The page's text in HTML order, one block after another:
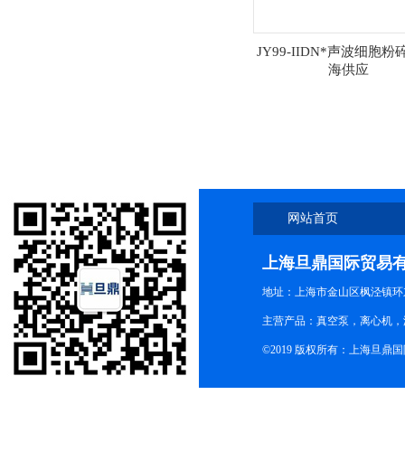
JY99-IIDN*声波细胞粉
海供应
网站首页
上海旦鼎国际贸易
地址：上海市金山区枫泾镇
主营产品：真空泵，离心机
©2019 版权所有：上海旦鼎